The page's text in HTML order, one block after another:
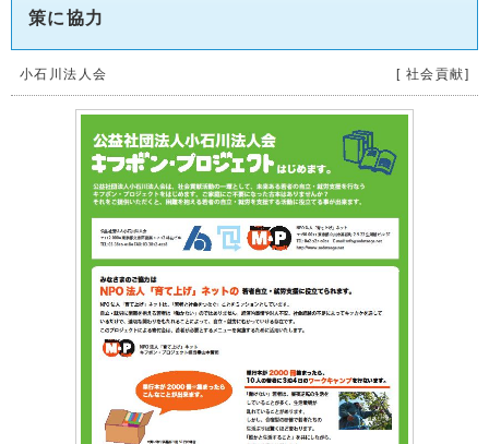
策に協力
小石川法人会 [ 社会貢献]